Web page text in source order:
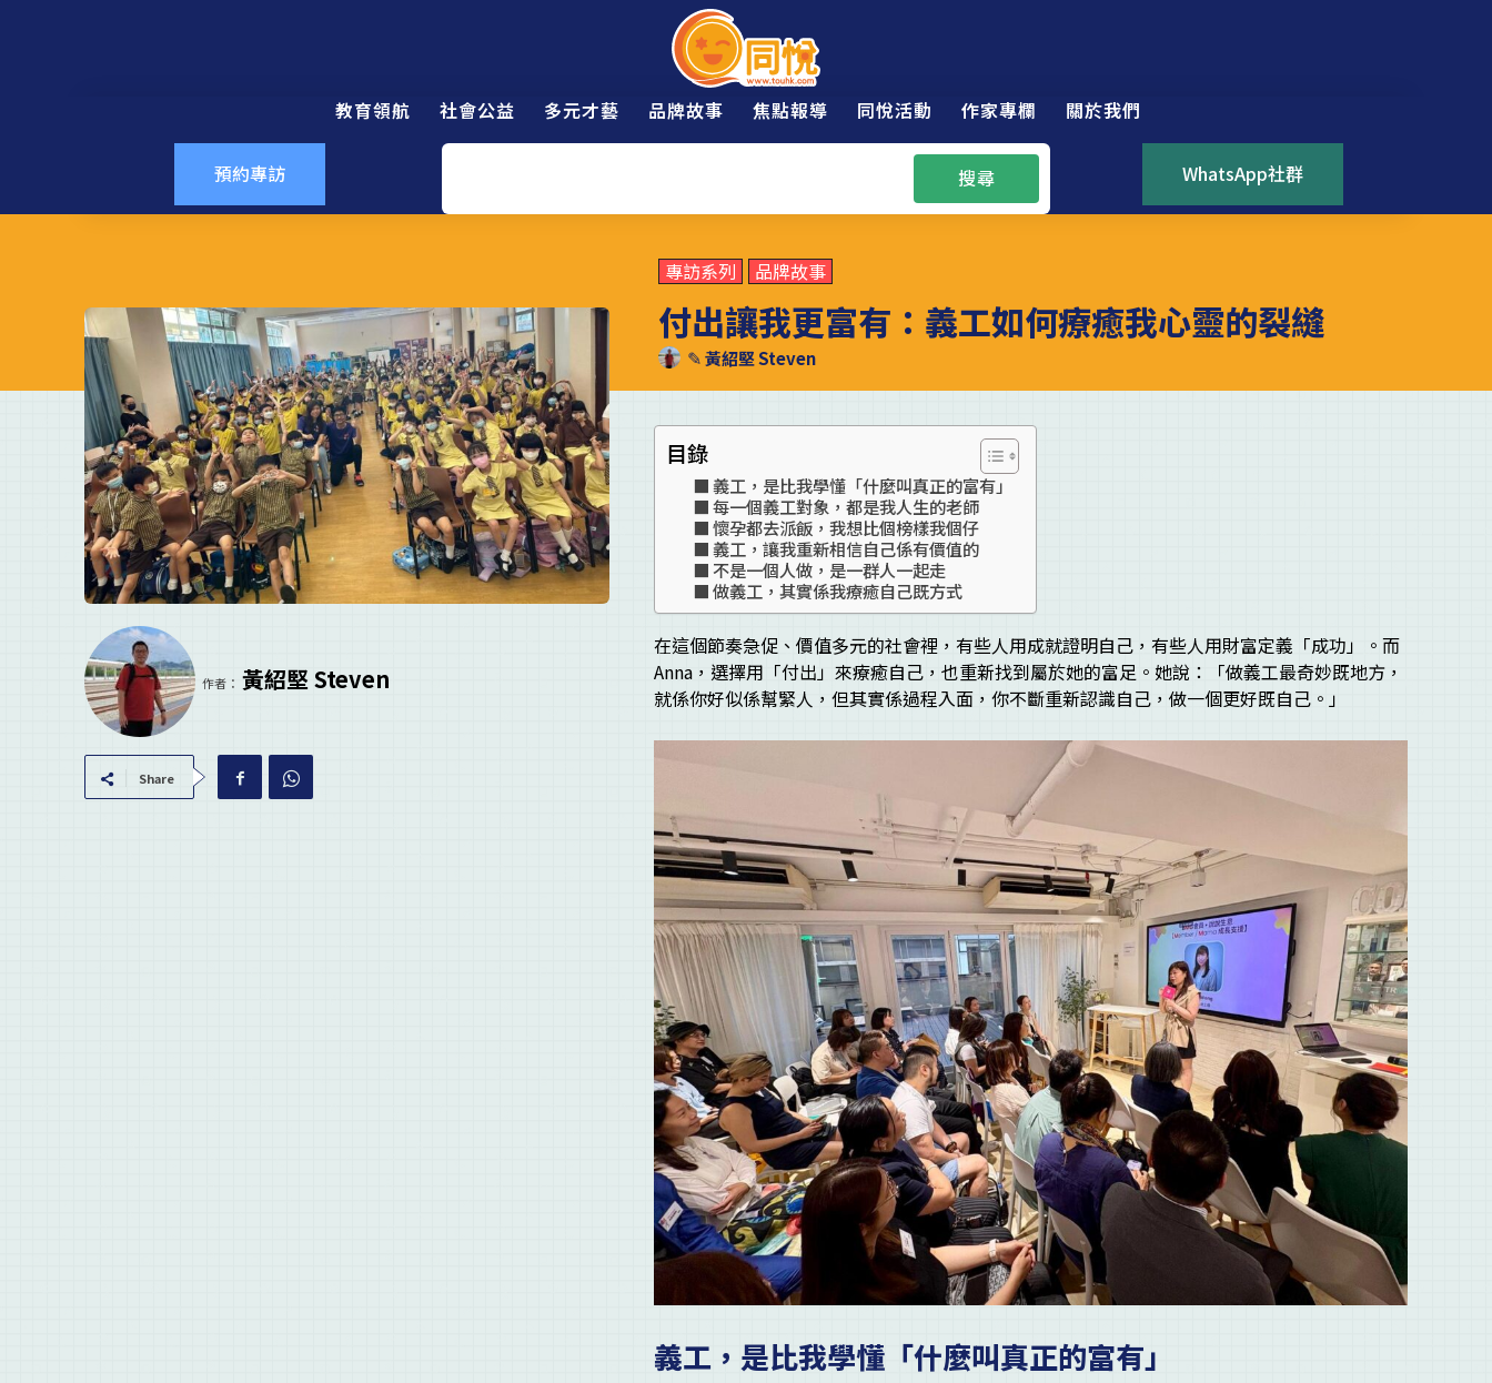
教育領航 社會公益 多元才藝 品牌故事 焦點報導 同悅活動 作家專欄 關於我們
預約專訪 搜尋 WhatsApp社群
專訪系列 品牌故事
付出讓我更富有：義工如何療癒我心靈的裂縫
✎黃紹堅 Steven
作者： 黃紹堅 Steven
Share
目錄
義工，是比我學懂「什麼叫真正的富有」
每一個義工對象，都是我人生的老師
懷孕都去派飯，我想比個榜樣我個仔
義工，讓我重新相信自己係有價值的
不是一個人做，是一群人一起走
做義工，其實係我療癒自己既方式
在這個節奏急促、價值多元的社會裡，有些人用成就證明自己，有些人用財富定義「成功」。而
Anna，選擇用「付出」來療癒自己，也重新找到屬於她的富足。她說：「做義工最奇妙既地方，
就係你好似係幫緊人，但其實係過程入面，你不斷重新認識自己，做一個更好既自己。」
義工，是比我學懂「什麼叫真正的富有」